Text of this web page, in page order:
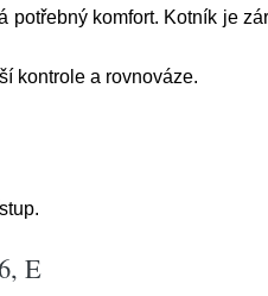
komfort. Kotník je
kontrole a rovnováze.
E